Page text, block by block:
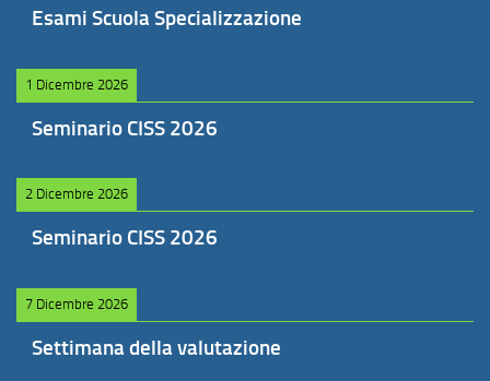
Esami Scuola Specializzazione
1 Dicembre 2026
Seminario CISS 2026
2 Dicembre 2026
Seminario CISS 2026
7 Dicembre 2026
Settimana della valutazione